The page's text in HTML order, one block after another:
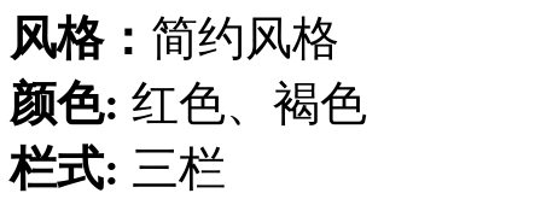
风格： 简约风格
颜色: 红色、褐色
栏式: 三栏